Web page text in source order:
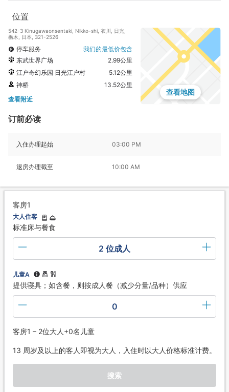
位置
542-3 Kinugawaonsentaki, Nikko-shi, 衣川, 日光,
栃木, 日本, 321-2526
停车服务
我们的最低价包含
东武世界广场
2.99公里
江户奇幻乐园 日光江户村
5.12公里
神桥
13.52公里
查看附近
查看地图
订前必读
入住办理起始 03:00 PM
退房办理截至 10:00 AM
客房1
大人住客
标准床与餐食
2 位成人
儿童A
提供寝具；如含餐，则按成人餐（减少分量/品种）供应
0
客房1 – 2位大人+0名儿童
13 周岁及以上的客人即视为大人，入住时以大人价格标准计费。
搜索